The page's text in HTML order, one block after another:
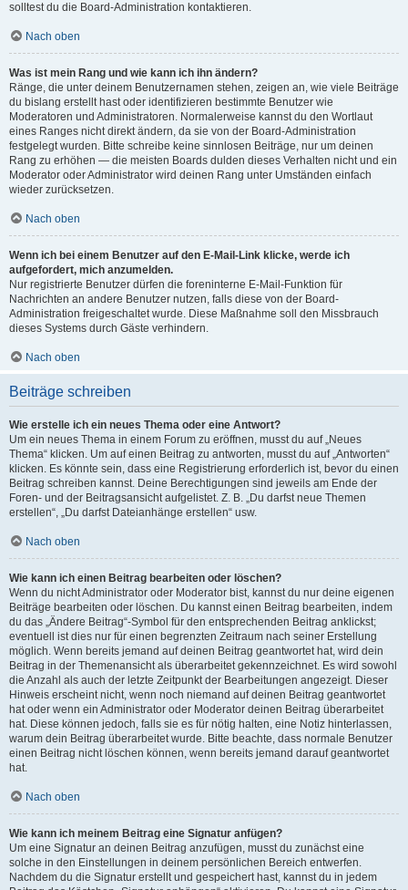
solltest du die Board-Administration kontaktieren.
Nach oben
Was ist mein Rang und wie kann ich ihn ändern?
Ränge, die unter deinem Benutzernamen stehen, zeigen an, wie viele Beiträge
du bislang erstellt hast oder identifizieren bestimmte Benutzer wie
Moderatoren und Administratoren. Normalerweise kannst du den Wortlaut
eines Ranges nicht direkt ändern, da sie von der Board-Administration
festgelegt wurden. Bitte schreibe keine sinnlosen Beiträge, nur um deinen
Rang zu erhöhen — die meisten Boards dulden dieses Verhalten nicht und ein
Moderator oder Administrator wird deinen Rang unter Umständen einfach
wieder zurücksetzen.
Nach oben
Wenn ich bei einem Benutzer auf den E-Mail-Link klicke, werde ich
aufgefordert, mich anzumelden.
Nur registrierte Benutzer dürfen die foreninterne E-Mail-Funktion für
Nachrichten an andere Benutzer nutzen, falls diese von der Board-
Administration freigeschaltet wurde. Diese Maßnahme soll den Missbrauch
dieses Systems durch Gäste verhindern.
Nach oben
Beiträge schreiben
Wie erstelle ich ein neues Thema oder eine Antwort?
Um ein neues Thema in einem Forum zu eröffnen, musst du auf „Neues
Thema“ klicken. Um auf einen Beitrag zu antworten, musst du auf „Antworten“
klicken. Es könnte sein, dass eine Registrierung erforderlich ist, bevor du einen
Beitrag schreiben kannst. Deine Berechtigungen sind jeweils am Ende der
Foren- und der Beitragsansicht aufgelistet. Z. B. „Du darfst neue Themen
erstellen“, „Du darfst Dateianhänge erstellen“ usw.
Nach oben
Wie kann ich einen Beitrag bearbeiten oder löschen?
Wenn du nicht Administrator oder Moderator bist, kannst du nur deine eigenen
Beiträge bearbeiten oder löschen. Du kannst einen Beitrag bearbeiten, indem
du das „Ändere Beitrag“-Symbol für den entsprechenden Beitrag anklickst;
eventuell ist dies nur für einen begrenzten Zeitraum nach seiner Erstellung
möglich. Wenn bereits jemand auf deinen Beitrag geantwortet hat, wird dein
Beitrag in der Themenansicht als überarbeitet gekennzeichnet. Es wird sowohl
die Anzahl als auch der letzte Zeitpunkt der Bearbeitungen angezeigt. Dieser
Hinweis erscheint nicht, wenn noch niemand auf deinen Beitrag geantwortet
hat oder wenn ein Administrator oder Moderator deinen Beitrag überarbeitet
hat. Diese können jedoch, falls sie es für nötig halten, eine Notiz hinterlassen,
warum dein Beitrag überarbeitet wurde. Bitte beachte, dass normale Benutzer
einen Beitrag nicht löschen können, wenn bereits jemand darauf geantwortet
hat.
Nach oben
Wie kann ich meinem Beitrag eine Signatur anfügen?
Um eine Signatur an deinen Beitrag anzufügen, musst du zunächst eine
solche in den Einstellungen in deinem persönlichen Bereich entwerfen.
Nachdem du die Signatur erstellt und gespeichert hast, kannst du in jedem